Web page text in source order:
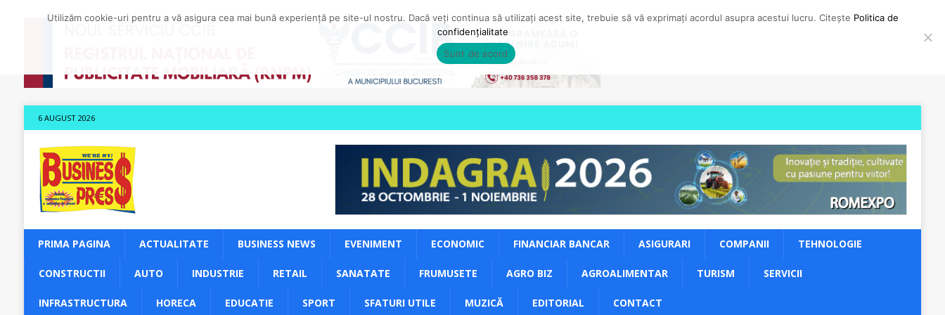
6 AUGUST 2026
PRIMA PAGINA ACTUALITATE BUSINESS NEWS EVENIMENT ECONOMIC FINANCIAR BANCAR ASIGURARI COMPANII TEHNOLOGIE
CONSTRUCTII AUTO INDUSTRIE RETAIL SANATATE FRUMUSETE AGRO BIZ AGROALIMENTAR TURISM SERVICII
INFRASTRUCTURA HORECA EDUCATIE SPORT SFATURI UTILE MUZICĂ EDITORIAL CONTACT
Utilizăm cookie-uri pentru a vă asigura cea mai bună experiență pe site-ul nostru. Dacă veți continua să utilizați acest site, trebuie să vă exprimați acordul asupra acestui lucru. Citește Politica de
confidențialitate
Sunt de acord